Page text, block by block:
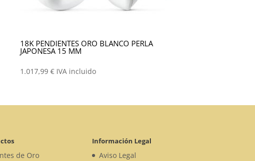
18K PENDIENTES ORO BLANCO PERLA
JAPONESA 15 MM
1.017,99€ IVA incluido
de Oro
Información Legal
Aviso Legal